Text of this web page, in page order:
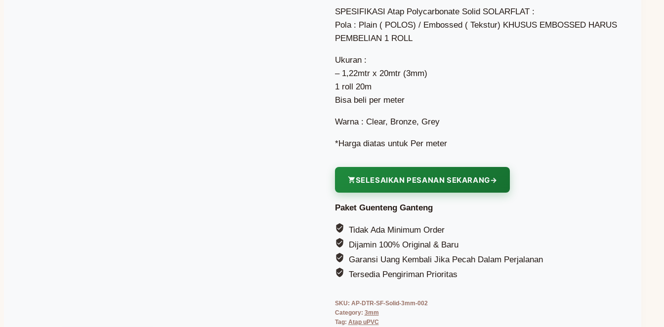
SPESIFIKASI Atap Polycarbonate Solid SOLARFLAT :
Pola : Plain ( POLOS) / Embossed ( Tekstur) KHUSUS EMBOSSED HARUS
PEMBELIAN 1 ROLL
Ukuran :
– 1,22mtr x 20mtr (3mm)
1 roll 20m
Bisa beli per meter
Warna : Clear, Bronze, Grey
*Harga diatas untuk Per meter
SELESAIKAN PESANAN SEKARANG
Paket Guenteng Ganteng
Tidak Ada Minimum Order
Dijamin 100% Original & Baru
Garansi Uang Kembali Jika Pecah Dalam Perjalanan
Tersedia Pengiriman Prioritas
SKU: AP-DTR-SF-Solid-3mm-002
Category: 3mm
Tag: Atap uPVC